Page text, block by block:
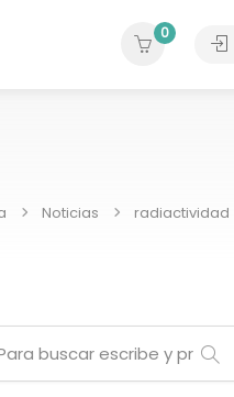
0
Noticias radiactividad